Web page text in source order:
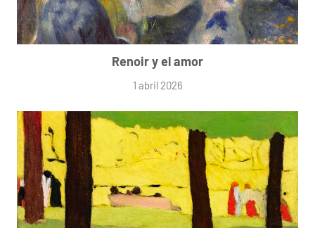
Renoir y el amor
1 abril 2026